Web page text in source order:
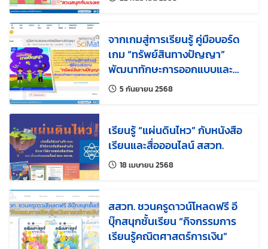
จากเกมสู่การเรียนรู้ คู่มือบอร์ด
เกม “ทรัพย์สินทางปัญญา”
พัฒนาทักษะการออกแบบและ
เทคโนโลยี
5 กันยายน 2568แก้ไขล่าสุดเมื่อ:
เรียนรู้ “แผ่นดินไหว” กับหนังสือ
เรียนและสื่อออนไลน์ สสวท.
18 เมษายน 2568แก้ไขล่าสุดเมื่อ:
สสวท. ชวนครูดาวน์โหลดฟรี อี
บุ๊กสนุกชั้นเรียน “กิจกรรมการ
เรียนรู้คณิตศาสตร์การเงิน”